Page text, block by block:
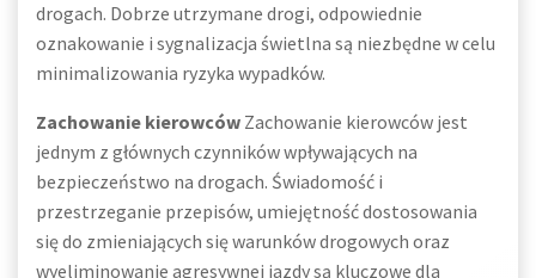
drogach. Dobrze utrzymane drogi, odpowiednie
oznakowanie i sygnalizacja świetlna są niezbędne w celu
minimalizowania ryzyka wypadków.
Zachowanie kierowców Zachowanie kierowców jest
jednym z głównych czynników wpływających na
bezpieczeństwo na drogach. Świadomość i
przestrzeganie przepisów, umiejętność dostosowania
się do zmieniających się warunków drogowych oraz
wyeliminowanie agresywnej jazdy są kluczowe dla